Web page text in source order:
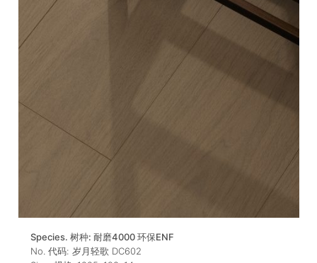
Species. 树种: 耐磨4000 环保ENF
No. 代码: 岁月轻歌 DC602